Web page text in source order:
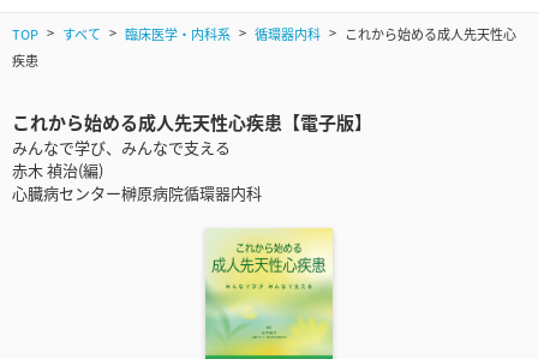
TOP すべて 臨床医学・内科系 循環器内科
これから始める成人先天性心
疾患
これから始める成人先天性心疾患【電子版】
みんなで学び、みんなで支える
赤木 禎治(編)
心臓病センター榊原病院循環器内科